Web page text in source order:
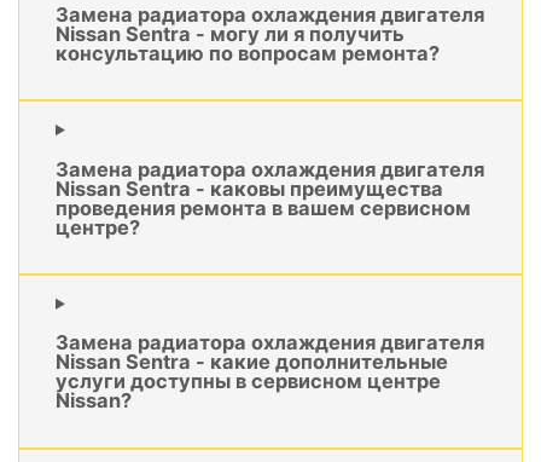
Замена радиатора охлаждения двигателя
Nissan Sentra - могу ли я получить
консультацию по вопросам ремонта?
Замена радиатора охлаждения двигателя
Nissan Sentra - каковы преимущества
проведения ремонта в вашем сервисном
центре?
Замена радиатора охлаждения двигателя
Nissan Sentra - какие дополнительные
услуги доступны в сервисном центре
Nissan?